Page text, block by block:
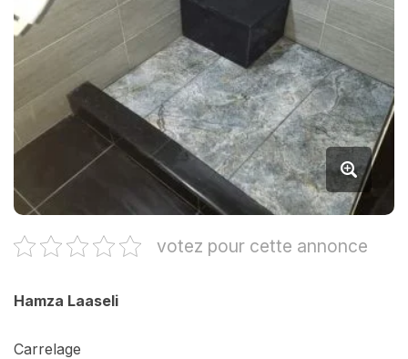
votez pour cette annonce
Hamza Laaseli
Carrelage